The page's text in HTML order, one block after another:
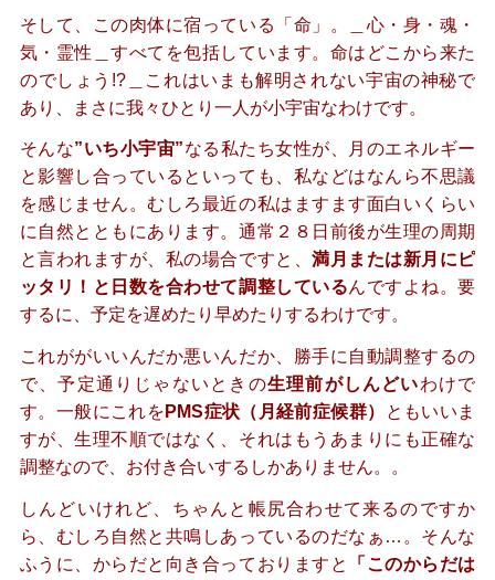
そして、この肉体に宿っている「命」。＿心・身・魂・
気・霊性＿すべてを包括しています。命はどこから来た
のでしょう!?＿これはいまも解明されない宇宙の神秘で
あり、まさに我々ひとり一人が小宇宙なわけです。
そんな”いち小宇宙”なる私たち女性が、月のエネルギー
と影響し合っているといっても、私などはなんら不思議
を感じません。むしろ最近の私はますます面白いくらい
に自然とともにあります。通常２８日前後が生理の周期
と言われますが、私の場合ですと、満月または新月にピ
ッタリ！と日数を合わせて調整しているんですよね。要
するに、予定を遅めたり早めたりするわけです。
これががいいんだか悪いんだか、勝手に自動調整するの
で、予定通りじゃないときの生理前がしんどいわけで
す。一般にこれを PMS症状（月経前症候群）
ともいいま
すが、生理不順ではなく、それはもうあまりにも正確な
調整なので、お付き合いするしかありません。。
しんどいけれど、ちゃんと帳尻合わせて来るのですか
ら、むしろ自然と共鳴しあっているのだなぁ…。そんな
ふうに、からだと向き合っておりますと
「このからだは